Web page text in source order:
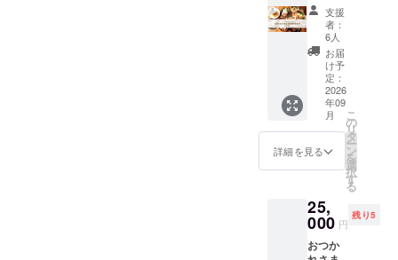
ロカメ
ラマン
による
撮影会
に参加
できま
す。
（後日
データ
を送ら
せてい
日：7月
11日
0~17:0
※整理番
号付き
チケッ
トを
メール
でお送
りしま
す ※別
途ドリ
ンク代
が必要
(火)西永
福JAM
開場/開
演
部に参
加でき
ます。
９/22(火
祝)ス
リーポ
イント
カフェ
六本木
12:00~
14:00
飲み放
題&
フェ形
式 全
キャン
ペーン
支援
者：
6人
お届
け予
定：
2026
年09
月
詳細を見る
こ
の
リ
タ
ー
ン
を
選
択
す
る
25,
000 円
残り5
おつか